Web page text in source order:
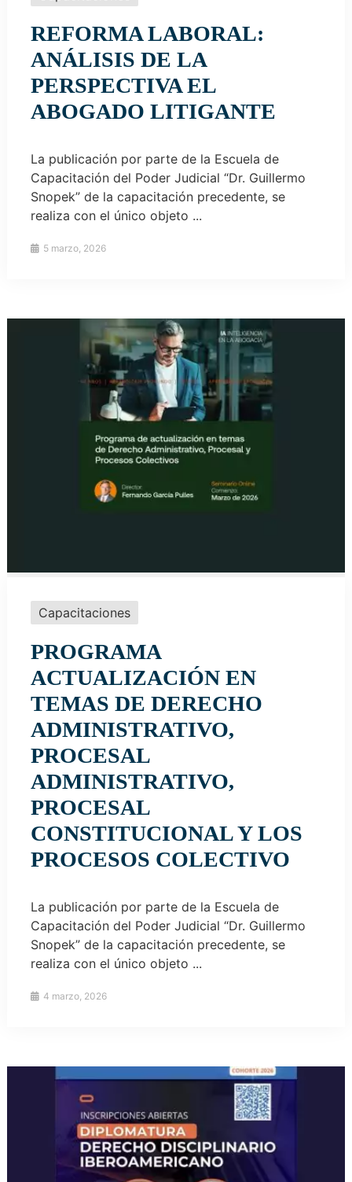
REFORMA LABORAL:
ANÁLISIS DE LA
PERSPECTIVA EL
ABOGADO LITIGANTE
La publicación por parte de la Escuela de
Capacitación del Poder Judicial “Dr. Guillermo
Snopek” de la capacitación precedente, se
realiza con el único objeto ...
5 marzo, 2026
Capacitaciones
PROGRAMA
ACTUALIZACIÓN EN
TEMAS DE DERECHO
ADMINISTRATIVO,
PROCESAL
ADMINISTRATIVO,
PROCESAL
CONSTITUCIONAL Y LOS
PROCESOS COLECTIVO
La publicación por parte de la Escuela de
Capacitación del Poder Judicial “Dr. Guillermo
Snopek” de la capacitación precedente, se
realiza con el único objeto ...
4 marzo, 2026